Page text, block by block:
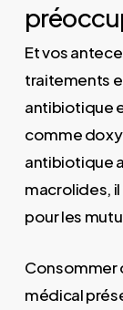
Et vos
traitements
antibiotique
comme
antibiotique
macrolides,
pour les
Consommer
médical